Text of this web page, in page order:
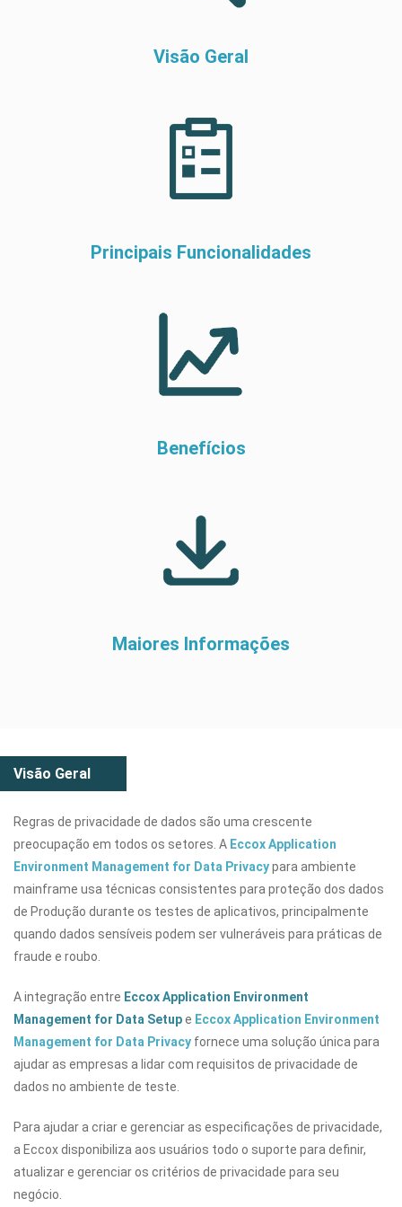
Visão Geral
Principais Funcionalidades
Benefícios
Maiores Informações
Visão Geral
Regras de privacidade de dados são uma crescente
preocupação em todos os setores. A Eccox Application
Environment Management for Data Privacypara ambiente
mainframe usa técnicas consistentes para proteção dos dados
de Produção durante os testes de aplicativos, principalmente
quando dados sensíveis podem ser vulneráveis para práticas de
fraude e roubo.
A integração entre Eccox Application Environment
Management for Data Setupe Eccox Application Environment
Management for Data Privacy fornece uma solução única para
ajudar as empresas a lidar com requisitos de privacidade de
dados no ambiente de teste.
Para ajudar a criar e gerenciar as especificações de privacidade,
a Eccox disponibiliza aos usuários todo o suporte para definir,
atualizar e gerenciar os critérios de privacidade para seu
negócio.